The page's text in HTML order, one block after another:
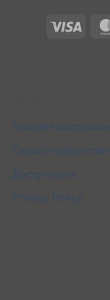
Visa
Условия
Отказ от
Доступность
Privacy Policy